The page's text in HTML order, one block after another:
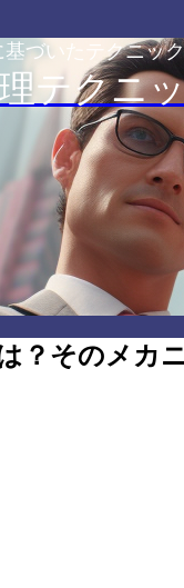
づいたテクニック
テクニ
？そのメカ